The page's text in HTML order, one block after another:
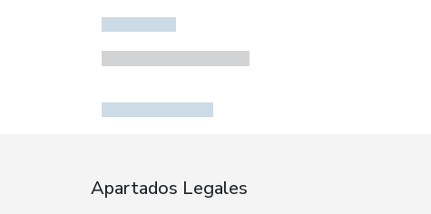
Apartados Legales